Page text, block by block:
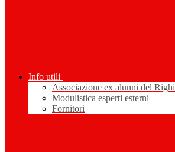
Info utili
Associazione ex alunni del Righi
Modulistica esperti esterni
Fornitori